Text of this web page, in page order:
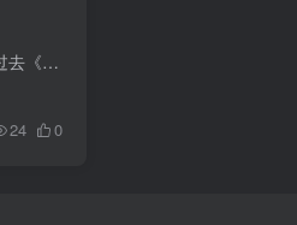
游戏介绍 《牧场物语：橄榄镇与希望的大地》是款保持过去《牧场物语》系列作品特色，在自然环境优越的牧场中，进行种植蔬菜水果、照料动物的牧场经营，以及与小镇上的人们邂逅和恋爱，享受人生...
24 0